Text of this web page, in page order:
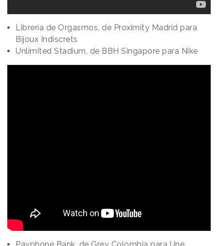
Librería de Orgasmos, de Proximity Madrid para
Bijoux Indiscrets
Unlimited Stadium, de BBH Singapore para Nike